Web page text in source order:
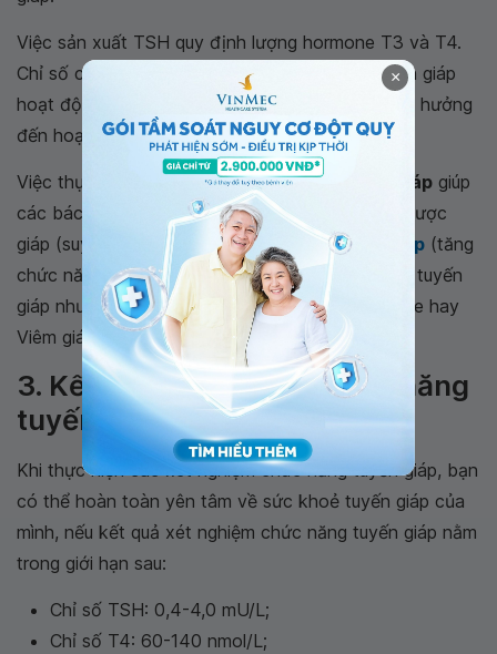
Việc sản xuất TSH quy định lượng hormone T3 và T4.
Chỉ số của TSH, T3 và T4 có thể cho biết tuyến giáp
hoạt động tốt như thế nào và điều gì có thể ảnh hưởng
đến hoạt động của tuyến giáp.
Việc thực hiện xét nghiệm chức năng tuyến giáp giúp
các bác sĩ có thể xác định một bệnh nhân bị nhược
giáp (suy giảm chức năng tuyến giáp), cường giáp (tăng
chức năng tuyến giáp) và một số bất thường về tuyến
giáp như viêm giáp, hoặc bệnh tự miễn như Grave hay
Viêm giáp hashimoto.
3. Kết quả xét nghiệm chức năng
tuyến giáp
Khi thực hiện các xét nghiệm chức năng tuyến giáp, bạn
có thể hoàn toàn yên tâm về sức khoẻ tuyến giáp của
mình, nếu kết quả xét nghiệm chức năng tuyến giáp nằm
trong giới hạn sau:
Chỉ số TSH: 0,4-4,0 mU/L;
Chỉ số T4: 60-140 nmol/L;
×